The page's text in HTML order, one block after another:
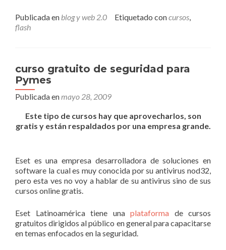
Publicada en blog y web 2.0 Etiquetado concursos,
flash
curso gratuito de seguridad para
Pymes
Publicada enmayo 28, 2009
Este tipo de cursos hay que aprovecharlos, son
gratis y están respaldados por una empresa grande.
Eset es una empresa desarrolladora de soluciones en
software la cual es muy conocida por su antivirus nod32,
pero esta ves no voy a hablar de su antivirus sino de sus
cursos online gratis.
Eset Latinoamérica tiene una plataforma de cursos
gratuitos dirigidos al público en general para capacitarse
en temas enfocados en la seguridad.